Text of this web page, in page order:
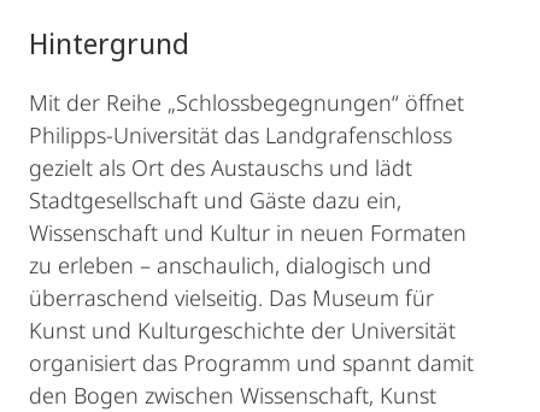
Hintergrund
Mit der Reihe „Schlossbegegnungen“ öffnet
Philipps-Universität das Landgrafenschloss
gezielt als Ort des Austauschs und lädt
Stadtgesellschaft und Gäste dazu ein,
Wissenschaft und Kultur in neuen Formaten
zu erleben – anschaulich, dialogisch und
überraschend vielseitig. Das Museum für
Kunst und Kulturgeschichte der Universität
organisiert das Programm und spannt damit
den Bogen zwischen Wissenschaft, Kunst